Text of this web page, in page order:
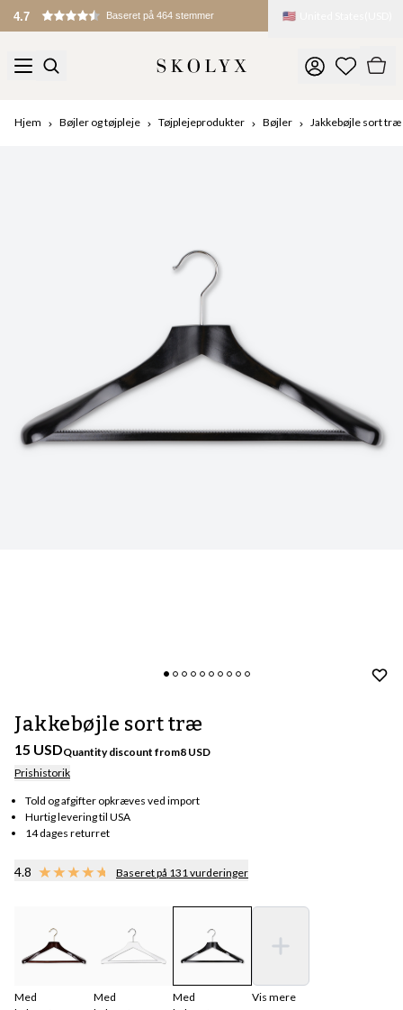
4.7 Baseret på 464 stemmer 🇺🇸
Hjem Bøjler og tøjpleje Tøjplejeprodukter Bøjler Jakkebøjle sort træ
Jakkebøjle sort træ
15 USDQuantity discount from8 USD
Prishistorik
Told og afgifter opkræves ved import
Hurtig levering til USA
14 dages returret
4.8 Baseret på 131 vurderinger
Med
Med
Med
Vis mere